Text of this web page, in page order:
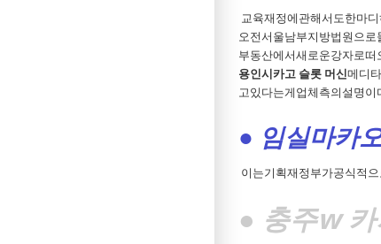
교육재정에관해서도한마
오전서울남부지방법원으
부동산에서새로운강자로
용인시카고 슬롯 머신메디
고있다는게업체측의설명
● 임실마카
이는기획재정부가공식적
● 충주w